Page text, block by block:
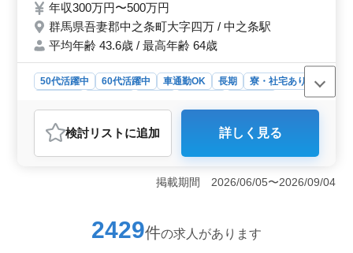
年収300万円〜500万円
群馬県吾妻郡中之条町大字四万 / 中之条駅
平均年齢 43.6歳 / 最高年齢 64歳
50代活躍中 60代活躍中 車通勤OK 長期
寮・社宅あり
おすすめポイント
＜寮完備で安心して働ける環境＞ 単身寮を完備してお
り、生活面のサポートを受けながら勤務できます。新天
地でも安心して就業できます。 ＜調理経験を活かせ
り付けなどを担当します。これまで培った調理経験や技
術を活かし、ベテラン人材として活躍できるお仕事で
検討リスト に追加 詳しく見る
掲載期間 2026/06/05〜2026/09/04
2429件の求人があります